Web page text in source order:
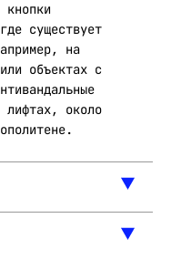
существует
на
объектах с
лифтах, около